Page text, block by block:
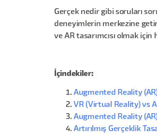
Gerçek nedir gibi soruları
deneyimlerin merkezine
ve AR tasarımcısı olmak
İçindekiler:
Augmented Reality
VR (Virtual Reality) vs
Augmented Reality (AR)
Artırılmış Gerçeklik